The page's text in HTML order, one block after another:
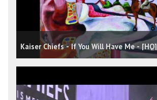
Kaiser Chiefs - If You Will Have Me - [HQ]